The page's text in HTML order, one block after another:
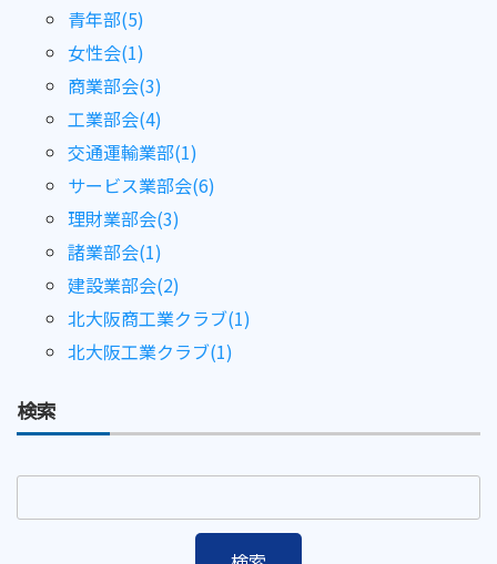
青年部(5)
女性会(1)
商業部会(3)
工業部会(4)
交通運輸業部(1)
サービス業部会(6)
理財業部会(3)
諸業部会(1)
建設業部会(2)
北大阪商工業クラブ(1)
北大阪工業クラブ(1)
検索